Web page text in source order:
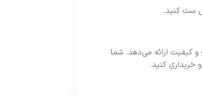
ست کنید.
و کیفیت ارائه می‌دهد. شما
خریداری کنید.